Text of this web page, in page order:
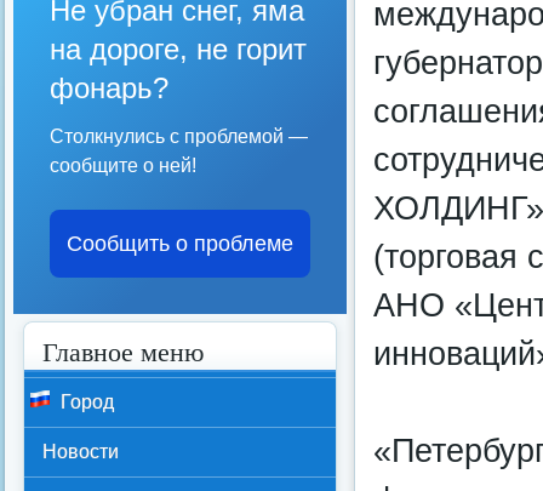
(торговая
АНО
Не убран снег, яма
на дороге, не горит
фонарь?
Столкнулись с проблемой —
сообщите о ней!
Сообщить о проблеме
Главное меню
Город
Новости